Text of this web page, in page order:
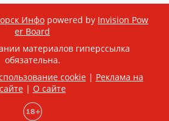
Инфо powered by Invision Pow
er Board
материалов гиперссылка
обязательна.
cookie| Реклама на
сайте| О сайте